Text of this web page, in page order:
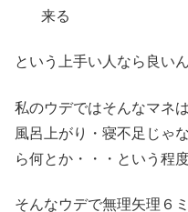
来る
という上手い人なら良い
私のウデではそんなマネ
風呂上がり・寝不足じゃ
ら何とか・・・という程
そんなウデで無理矢理６